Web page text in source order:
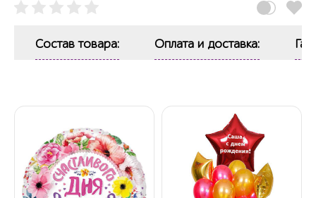
Состав товара: Оплата и доставка: